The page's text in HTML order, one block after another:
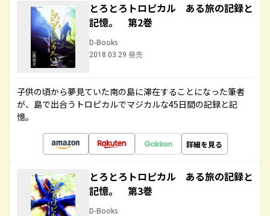
とろとろトロピカル ある旅の記録と
記憶。 第2巻
D-Books
2018.03.29 発売
子供の頃から夢見ていた南の島に滞在することになった筆者
が、島で出合うトロピカルでマジカルな45日間の記録と記
憶。
詳細を見る
とろとろトロピカル ある旅の記録と
記憶。 第3巻
D-Books